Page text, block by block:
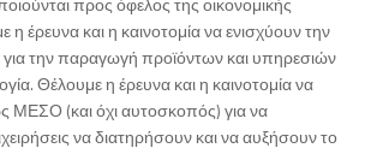
έρευνα και η καινοτομία να ενισχύουν την
για την παραγωγή προϊόντων και υπηρεσιών
Θέλουμε η έρευνα και η καινοτομία να
ΜΕΣΟ (και όχι αυτοσκοπός) για να
να διατηρήσουν και να αυξήσουν το